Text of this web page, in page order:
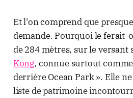
Et l'on comprend que
demande. Pourquoi le ferait-
de 284 mètres, sur le versant
Kong, connue surtout
derrière Ocean Park ». Elle
liste de patrimoine